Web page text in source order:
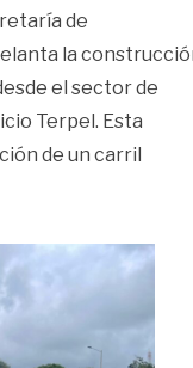
de
la
el sector de
Terpel. Esta
de un carril